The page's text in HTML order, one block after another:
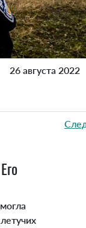
26 августа 2022